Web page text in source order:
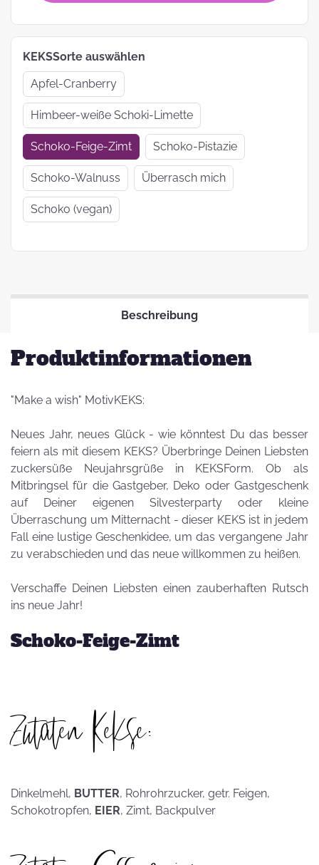
KEKSSorte auswählen
Apfel-Cranberry
Himbeer-weiße Schoki-Limette
Schoko-Feige-Zimt Schoko-Pistazie
Schoko-Walnuss Überrasch mich
Schoko (vegan)
Beschreibung
Produktinformationen
"Make a wish" MotivKEKS:
Neues Jahr, neues Glück - wie könntest Du das besser
feiern als mit diesem KEKS? Überbringe Deinen Liebsten
zuckersüße Neujahrsgrüße in KEKSForm. Ob als
Mitbringsel für die Gastgeber, Deko oder Gastgeschenk
auf Deiner eigenen Silvesterparty oder kleine
Überraschung um Mitternacht - dieser KEKS ist in jedem
Fall eine lustige Geschenkidee, um das vergangene Jahr
zu verabschieden und das neue willkommen zu heißen.
Verschaffe Deinen Liebsten einen zauberhaften Rutsch
ins neue Jahr!
Schoko-Feige-Zimt
Zutaten Kekse:
Dinkelmehl, BUTTER, Rohrohrzucker, getr. Feigen,
Schokotropfen, EIER, Zimt, Backpulver